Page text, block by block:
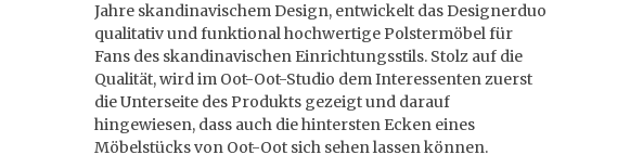
Jahre skandinavischem Design, entwickelt das Designerduo
qualitativ und funktional hochwertige Polstermöbel für
Fans des skandinavischen Einrichtungsstils. Stolz auf die
Qualität, wird im Oot-Oot-Studio dem Interessenten zuerst
die Unterseite des Produkts gezeigt und darauf
hingewiesen, dass auch die hintersten Ecken eines
Möbelstücks von Oot-Oot sich sehen lassen können.